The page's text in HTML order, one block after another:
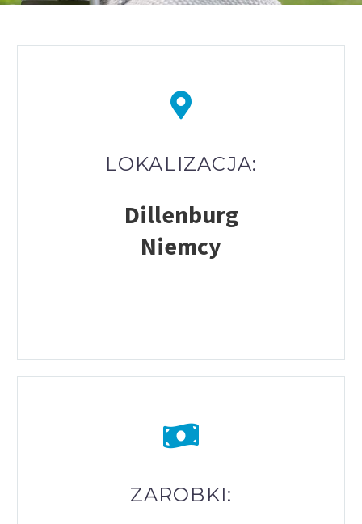
LOKALIZACJA:
Dillenburg
Niemcy
ZAROBKI: